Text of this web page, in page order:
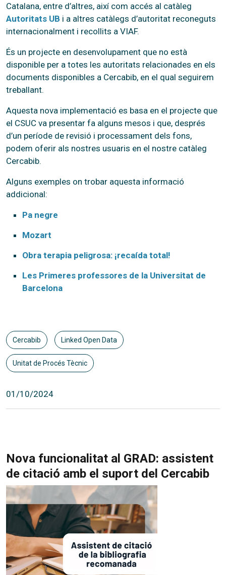
Catalana, entre d’altres, així com accés al catàleg
Autoritats UB i a altres catàlegs d’autoritat reconeguts
internacionalment i recollits a VIAF.
És un projecte en desenvolupament que no està
disponible per a totes les autoritats relacionades en els
documents disponibles a Cercabib, en el qual seguirem
treballant.
Aquesta nova implementació es basa en el projecte que
el CSUC va presentar fa alguns mesos i que, després
d’un període de revisió i processament dels fons,
podem oferir als nostres usuaris en el nostre catàleg
Cercabib.
Alguns exemples on trobar aquesta informació
addicional:
Pa negre
Mozart
Obra terapia peligrosa: ¡recaída total!
Les Primeres professores de la Universitat de
Barcelona
Cercabib Linked Open Data
Unitat de Procés Tècnic
01/10/2024
Nova funcionalitat al GRAD: assistent
de citació amb el suport del Cercabib